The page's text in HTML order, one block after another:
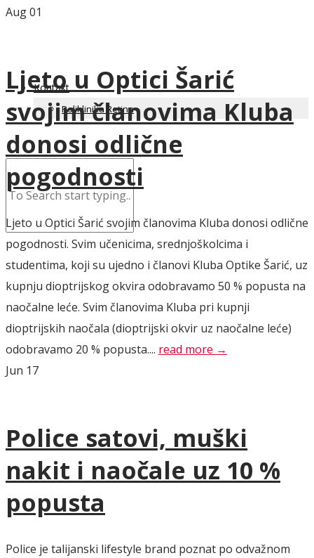
Kontakt
Poliklinika Retina
Aug01
Ljeto u Optici Šarić
svojim članovima Kluba
donosi odlične
pogodnosti
Ljeto u Optici Šarić svojim članovima Kluba donosi odlične
pogodnosti. Svim učenicima, srednjoškolcima i
studentima, koji su ujedno i članovi Kluba Optike Šarić, uz
kupnju dioptrijskog okvira odobravamo 50 % popusta na
naočalne leće. Svim članovima Kluba pri kupnji
dioptrijskih naočala (dioptrijski okvir uz naočalne leće)
odobravamo 20 % popusta.... read more →
Jun 17
Police satovi, muški
nakit i naočale uz 10 %
popusta
Police je talijanski lifestyle brand poznat po odvažnom